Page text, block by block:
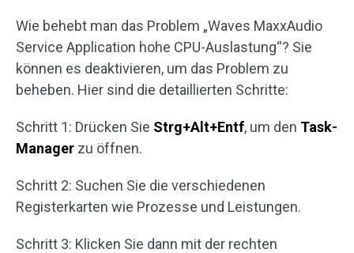
Wie behebt man das Problem „Waves MaxxAudio
Service Application hohe CPU-Auslastung“? Sie
können es deaktivieren, um das Problem zu
beheben. Hier sind die detaillierten Schritte:
Schritt 1: Drücken Sie Strg+Alt+Entf, um den Task-
Manager zu öffnen.
Schritt 2: Suchen Sie die verschiedenen
Registerkarten wie Prozesse und Leistungen.
Schritt 3: Klicken Sie dann mit der rechten